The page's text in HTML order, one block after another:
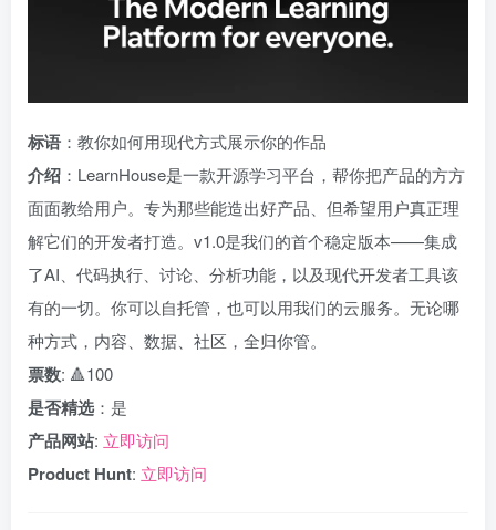
标语 ：教你如何用现代方式展示你的作品
介绍 ：LearnHouse是一款开源学习平台，帮你把产品的方方
面面教给用户。专为那些能造出好产品、但希望用户真正理
解它们的开发者打造。v1.0是我们的首个稳定版本——集成
了AI、代码执行、讨论、分析功能，以及现代开发者工具该
有的一切。你可以自托管，也可以用我们的云服务。无论哪
种方式，内容、数据、社区，全归你管。
票数: 🔺100
是否精选 ：是
产品网站: 立即访问
Product Hunt: 立即访问